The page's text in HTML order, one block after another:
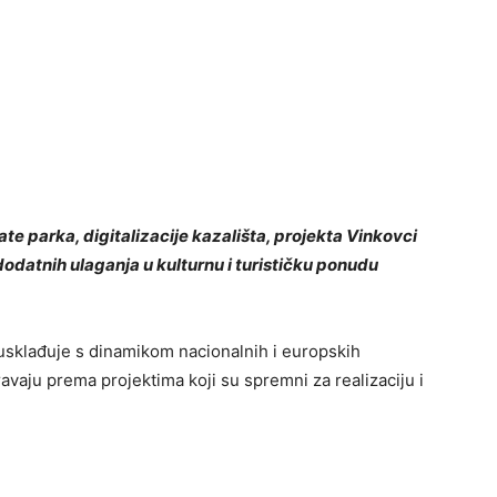
parka, digitalizacije kazališta, projekta Vinkovci
ulaganja u kulturnu i turističku ponudu
s dinamikom nacionalnih i europskih
prema projektima koji su spremni za realizaciju i